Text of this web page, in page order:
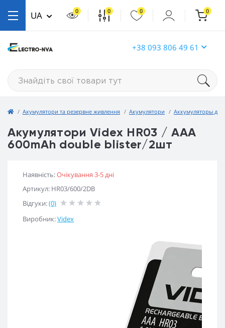
+38 093 806 49 61
UA 0 0 0 0
Акумулятори та резервне живлення Акумулятори Аккумуляторы
Акумулятори Videx HR03 / AAA
600mAh double blister/2шт
Наявність:Очікування 3-5 дні
Артикул: HR03/600/2DB
Відгуки:(0)
Виробник:Videx